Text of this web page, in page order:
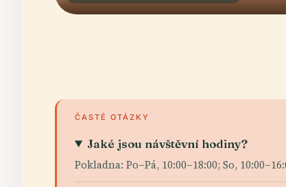
ČASTÉ OTÁZKY
Jaké jsou návštěvní hodiny?
Pokladna: Po–Pá, 10:00–18:00; So,